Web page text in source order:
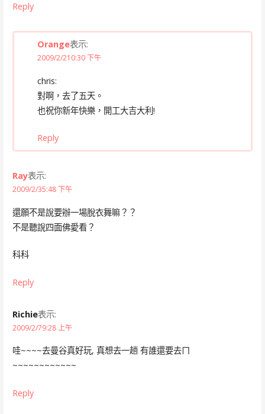
Reply
Orange表示:
2009/2/210:30 下午
chris:
對啊，去了五天。
也祝你新年快樂，開工大吉大利!
Reply
Ray表示:
2009/2/35:48 下午
還願不是說要辦一場脫衣舞嘛？？
不是聽說四面佛愛看？
科科
Reply
Richie表示:
2009/2/79:28 上午
哇~~~~去曼谷真好玩, 真想去一趟 有誰還要去ㄇ
~~~~~~~~~~~~
Reply